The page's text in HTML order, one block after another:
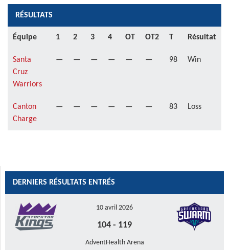
RÉSULTATS
Équipe 1 2 3 4 OT OT2 T Résultat
Santa
Cruz
Warriors
— — — — — — 98 Win
Canton
Charge
— — — — — — 83 Loss
DERNIERS RÉSULTATS ENTRÉS
10 avril 2026
104 - 119
AdventHealth Arena